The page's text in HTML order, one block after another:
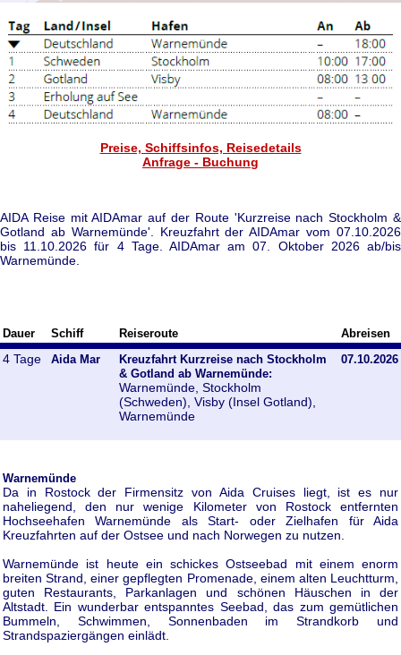
Preise, Schiffsinfos, Reisedetails
Anfrage - Buchung
AIDA Reise mit AIDAmar auf der Route 'Kurzreise nach Stockholm &
Gotland ab Warnemünde'. Kreuzfahrt der AIDAmar vom 07.10.2026
bis 11.10.2026 für 4 Tage. AIDAmar am 07. Oktober 2026 ab/bis
Warnemünde.
Dauer Schiff Reiseroute Abreisen
4 Tage Aida Mar
Kreuzfahrt Kurzreise nach Stockholm
& Gotland ab Warnemünde:
Warnemünde, Stockholm
(Schweden), Visby (Insel Gotland),
Warnemünde
07.10.2026
Warnemünde
Da in Rostock der Firmensitz von Aida Cruises liegt, ist es nur
naheliegend, den nur wenige Kilometer von Rostock entfernten
Hochseehafen Warnemünde als Start- oder Zielhafen für Aida
Kreuzfahrten auf der Ostsee und nach Norwegen zu nutzen.
Warnemünde ist heute ein schickes Ostseebad mit einem enorm
breiten Strand, einer gepflegten Promenade, einem alten Leuchtturm,
guten Restaurants, Parkanlagen und schönen Häuschen in der
Altstadt. Ein wunderbar entspanntes Seebad, das zum gemütlichen
Bummeln, Schwimmen, Sonnenbaden im Strandkorb und
Strandspaziergängen einlädt.